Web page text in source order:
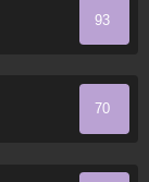
93
70